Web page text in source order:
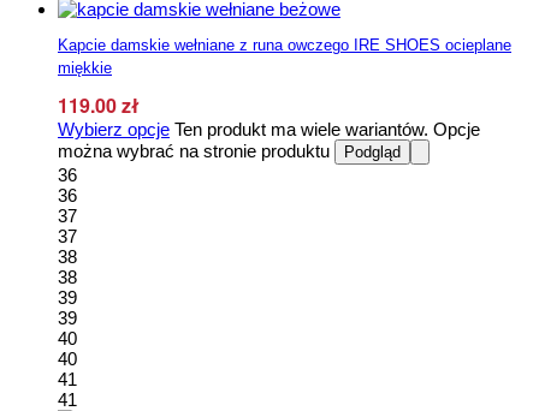
Kapcie damskie wełniane z runa owczego IRE SHOES ocieplane
miękkie
119.00zł
Wybierz opcje Ten produkt ma wiele wariantów. Opcje
można wybrać na stronie produktu
Podgląd
36
36
37
37
38
38
39
39
40
40
41
41